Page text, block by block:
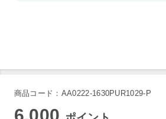
商品コード：AA0222-1630PUR1029-P